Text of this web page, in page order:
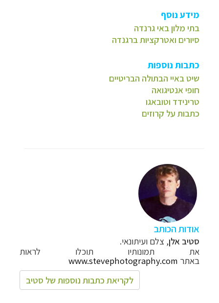
מידע נוסף
בתי מלון באי גרנדה
סיורים ואטרקציות ברגנדה
כתבות נוספות
שיט באיי הבתולה הבריטיים
חופי אנטיגואה
טרינידד וטובאגו
כתבות על קרוזים
אודות הכותב
סטיב אלן, צלם ועיתונאי.
את תמונותיו תוכלו לראות
באתר www.stevephotography.com
לקריאת כתבות נוספות של סטיב